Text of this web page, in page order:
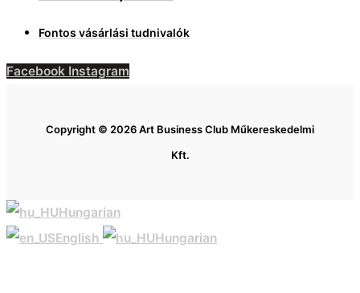
Fontos vásárlási tudnivalók
Facebook Instagram
Copyright © 2026 Art Business Club Műkereskedelmi
Kft.
Hungarian
English
Hungarian